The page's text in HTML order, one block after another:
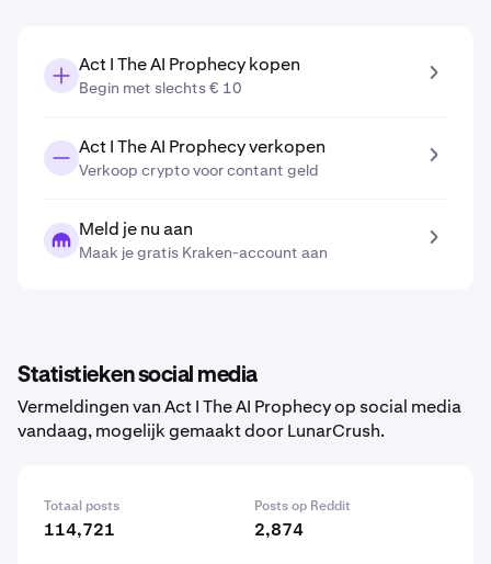
Act I The AI Prophecy kopen
Begin met slechts € 10
Act I The AI Prophecy verkopen
Verkoop crypto voor contant geld
Meld je nu aan
Maak je gratis Kraken-account aan
Statistieken social media
Vermeldingen van Act I The AI Prophecy op social media
vandaag, mogelijk gemaakt door LunarCrush.
Totaal posts
114,721
Posts op Reddit
2,874